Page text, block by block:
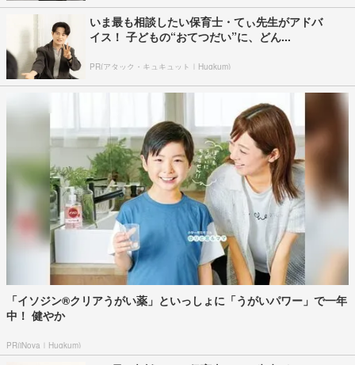
いま最も相談したい保育士・てぃ先生がアドバ
イス！ 子どもの“おてつだい”に、どん...
PR(アタック・キュキュット｜Hugkum)
「イソジン®クリアうがい薬」といっしょに「うがいパワー」で一年
中！ 健やか
PR(iNova｜Hugkum)